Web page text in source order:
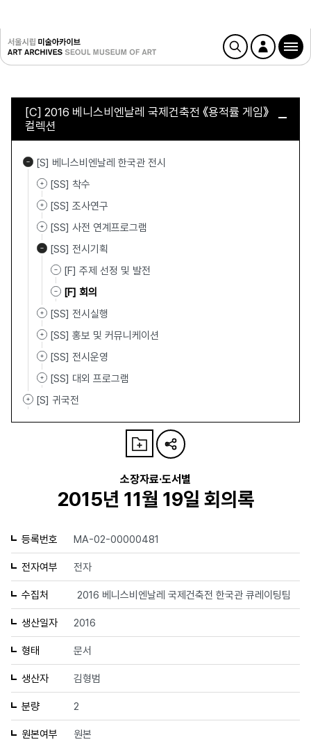
[C] 2016 베니스비엔날레 국제건축전 《용적률 게임》
컬렉션
[S] 베니스비엔날레 한국관 전시
[SS] 착수
[SS] 조사연구
[SS] 사전 연계프로그램
[SS] 전시기획
[F] 주제 선정 및 발전
[F] 회의
[SS] 전시실행
[SS] 홍보 및 커뮤니케이션
[SS] 전시운영
[SS] 대외 프로그램
[S] 귀국전
소장자료·도서별
2015년 11월 19일 회의록
등록번호 MA-02-00000481
전자여부 전자
수집처 2016 베니스비엔날레 국제건축전 한국관 큐레이팅팀
생산일자 2016
형태 문서
생산자 김형범
분량 2
원본여부 원본